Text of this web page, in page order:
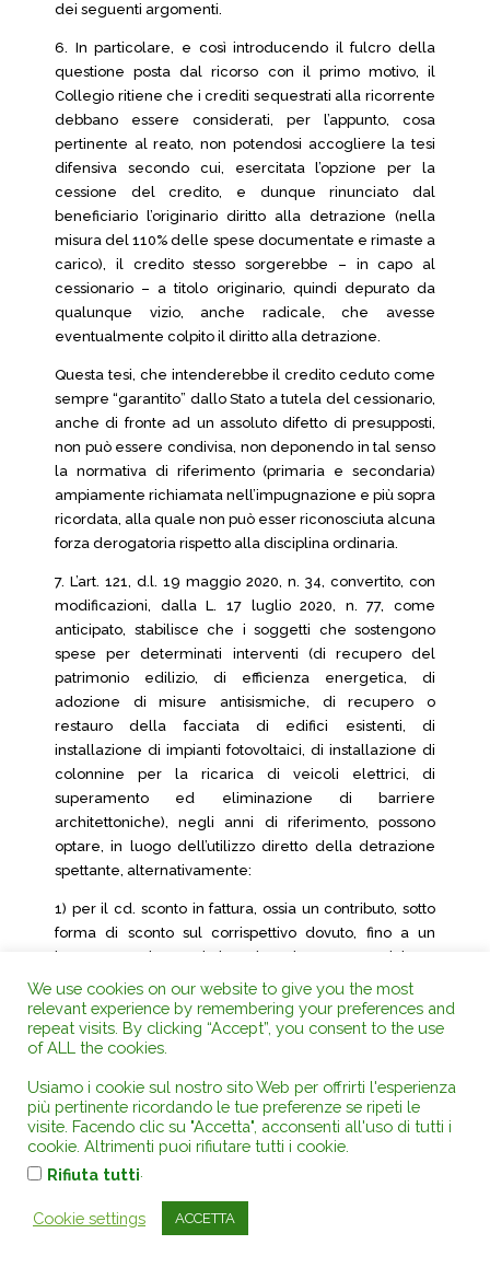
dei seguenti argomenti.
6. In particolare, e così introducendo il fulcro della
questione posta dal ricorso con il primo motivo, il
Collegio ritiene che i crediti sequestrati alla ricorrente
debbano essere considerati, per l’appunto, cosa
pertinente al reato, non potendosi accogliere la tesi
difensiva secondo cui, esercitata l’opzione per la
cessione del credito, e dunque rinunciato dal
beneficiario l’originario diritto alla detrazione (nella
misura del 110% delle spese documentate e rimaste a
carico), il credito stesso sorgerebbe – in capo al
cessionario – a titolo originario, quindi depurato da
qualunque vizio, anche radicale, che avesse
eventualmente colpito il diritto alla detrazione.
Questa tesi, che intenderebbe il credito ceduto come
sempre “garantito” dallo Stato a tutela del cessionario,
anche di fronte ad un assoluto difetto di presupposti,
non può essere condivisa, non deponendo in tal senso
la normativa di riferimento (primaria e secondaria)
ampiamente richiamata nell’impugnazione e più sopra
ricordata, alla quale non può esser riconosciuta alcuna
forza derogatoria rispetto alla disciplina ordinaria.
7. L’art. 121, d.l. 19 maggio 2020, n. 34, convertito, con
modificazioni, dalla L. 17 luglio 2020, n. 77, come
anticipato, stabilisce che i soggetti che sostengono
spese per determinati interventi (di recupero del
patrimonio edilizio, di efficienza energetica, di
adozione di misure antisismiche, di recupero o
restauro della facciata di edifici esistenti, di
installazione di impianti fotovoltaici, di installazione di
colonnine per la ricarica di veicoli elettrici, di
superamento ed eliminazione di barriere
architettoniche), negli anni di riferimento, possono
optare, in luogo dell’utilizzo diretto della detrazione
spettante, alternativamente:
1) per il cd. sconto in fattura, ossia un contributo, sotto
forma di sconto sul corrispettivo dovuto, fino a un
importo massimo pari al corrispettivo stesso, anticipato
dai fornitori che hanno effettuato gli interventi e da
questi ultimi recuperato sotto forma di credito
d’imposta, di importo pari alla detrazione spettante, a
sua volta suscettibile di cessione. Con tale
meccanismo, dunque, chi ha commissionato gli
interventi del comma 2 rimane titolare della
detrazione d’imposta, ma ne subisce la riduzione –
anche sino alla totale scomparsa – per la parte in cui
le spese di intervento siano sostenute non da lui, ma
direttamente dal fornitore/esecutore, sotto forma di
sconto; questi, per la misura corrispondente, vede
We use cookies on our website to give you the most
relevant experience by remembering your preferences and
repeat visits. By clicking “Accept”, you consent to the use
of ALL the cookies.
Usiamo i cookie sul nostro sito Web per offrirti l'esperienza
più pertinente ricordando le tue preferenze se ripeti le
visite. Facendo clic su "Accetta", acconsenti all'uso di tutti i
cookie. Altrimenti puoi rifiutare tutti i cookie.
Rifiuta tutti
Cookie settings ACCETTA